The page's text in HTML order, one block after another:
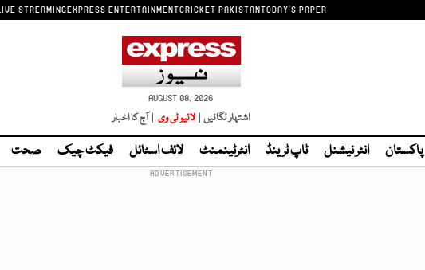
STREAMINGEXPRESS ENTERTAINMENTCRICKET PAKISTANTODAY'S PAPER
AUGUST 08, 2026
اشتہار لگائیں | لائیو ٹی وی | آج کا اخبار
پاکستان انٹر نیشنل ٹاپ ٹرینڈ انٹرٹینمنٹ لائف اسٹائل فیکٹ چیک صحت